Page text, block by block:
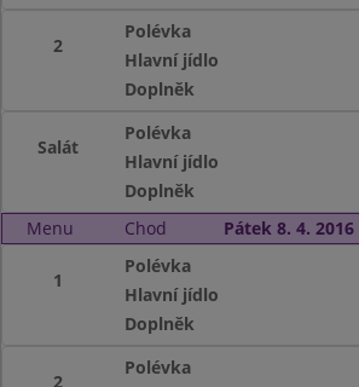
2
Polévka
Hlavní jídlo
Doplněk
Salát
Polévka
Hlavní jídlo
Doplněk
Menu
Chod Pátek 8. 4. 2016
1
Polévka
Hlavní jídlo
Doplněk
2
Polévka